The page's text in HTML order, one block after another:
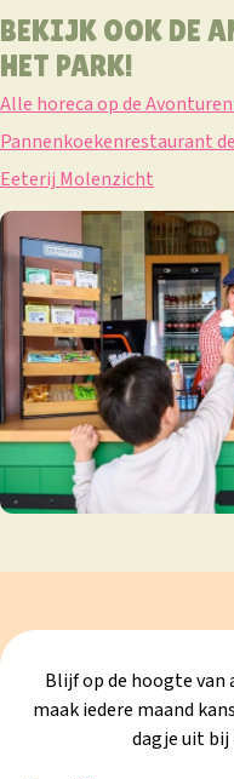
BEKIJK OOK DE
HET PARK!
Alle horeca op de
Pannenkoekenrestaurant
Eeterij Molenzicht
Blijf op de hoogte
maak iedere maand
dagje uit bij